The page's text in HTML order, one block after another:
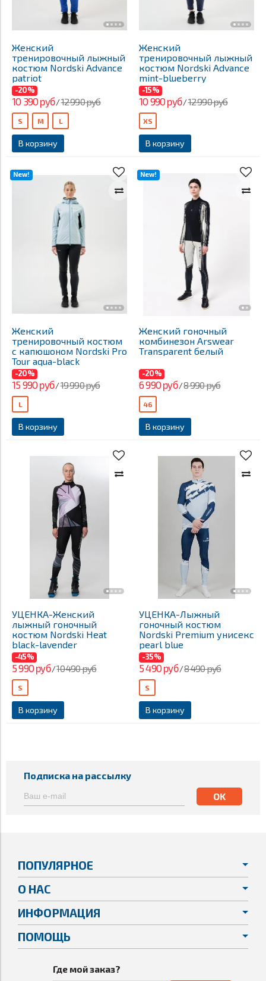
Женский
тренировочный лыжный
костюм Nordski Advance
patriot
-20%
10 390 руб/12 990 руб
В корзину
S M L
Женский
тренировочный лыжный
костюм Nordski Advance
mint-blueberry
-15%
10 990 руб/12 990 руб
В корзину
XS
New!
Женский
тренировочный костюм
с капюшоном Nordski Pro
Tour aqua-black
-20%
15 990 руб/19 990 руб
В корзину
L
New!
Женский гоночный
комбинезон Arswear
Transparent белый
-20%
6 990 руб/8 990 руб
В корзину
46
УЦЕНКА-Женский
лыжный гоночный
костюм Nordski Heat
black-lavender
-45%
5 990 руб/10 490 руб
В корзину
S
УЦЕНКА-Лыжный
гоночный костюм
Nordski Premium унисекс
pearl blue
-35%
5 490 руб/8 490 руб
В корзину
S
Подписка на рассылку
ПОПУЛЯРНОЕ
О НАС
ИНФОРМАЦИЯ
ПОМОЩЬ
Где мой заказ?